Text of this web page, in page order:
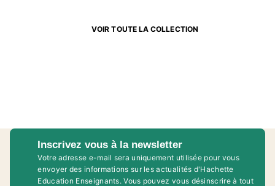
VOIR TOUTE LA COLLECTION
Inscrivez vous à la newsletter
Votre adresse e-mail sera uniquement utilisée pour vous
envoyer des informations sur les actualités d'Hachette
Education Enseignants. Vous pouvez vous désinscrire à tout